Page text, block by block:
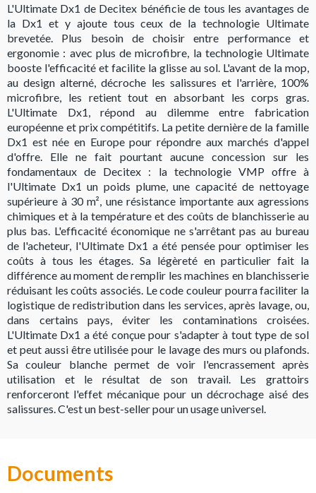
L'Ultimate Dx1 de Decitex bénéficie de tous les avantages de
la Dx1 et y ajoute tous ceux de la technologie Ultimate
brevetée. Plus besoin de choisir entre performance et
ergonomie : avec plus de microfibre, la technologie Ultimate
booste l'efficacité et facilite la glisse au sol. L'avant de la mop,
au design alterné, décroche les salissures et l'arrière, 100%
microfibre, les retient tout en absorbant les corps gras.
L'Ultimate Dx1, répond au dilemme entre fabrication
européenne et prix compétitifs. La petite dernière de la famille
Dx1 est née en Europe pour répondre aux marchés d'appel
d'offre. Elle ne fait pourtant aucune concession sur les
fondamentaux de Decitex : la technologie VMP offre à
l'Ultimate Dx1 un poids plume, une capacité de nettoyage
supérieure à 30 m², une résistance importante aux agressions
chimiques et à la température et des coûts de blanchisserie au
plus bas. L'efficacité économique ne s'arrêtant pas au bureau
de l'acheteur, l'Ultimate Dx1 a été pensée pour optimiser les
coûts à tous les étages. Sa légèreté en particulier fait la
différence au moment de remplir les machines en blanchisserie
réduisant les coûts associés. Le code couleur pourra faciliter la
logistique de redistribution dans les services, après lavage, ou,
dans certains pays, éviter les contaminations croisées.
L'Ultimate Dx1 a été conçue pour s'adapter à tout type de sol
et peut aussi être utilisée pour le lavage des murs ou plafonds.
Sa couleur blanche permet de voir l'encrassement après
utilisation et le résultat de son travail. Les grattoirs
renforceront l'effet mécanique pour un décrochage aisé des
salissures. C'est un best-seller pour un usage universel.
Documents